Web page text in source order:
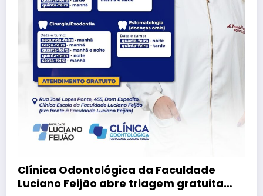
Clínica Odontológica da Faculdade
Luciano Feijão abre triagem gratuita